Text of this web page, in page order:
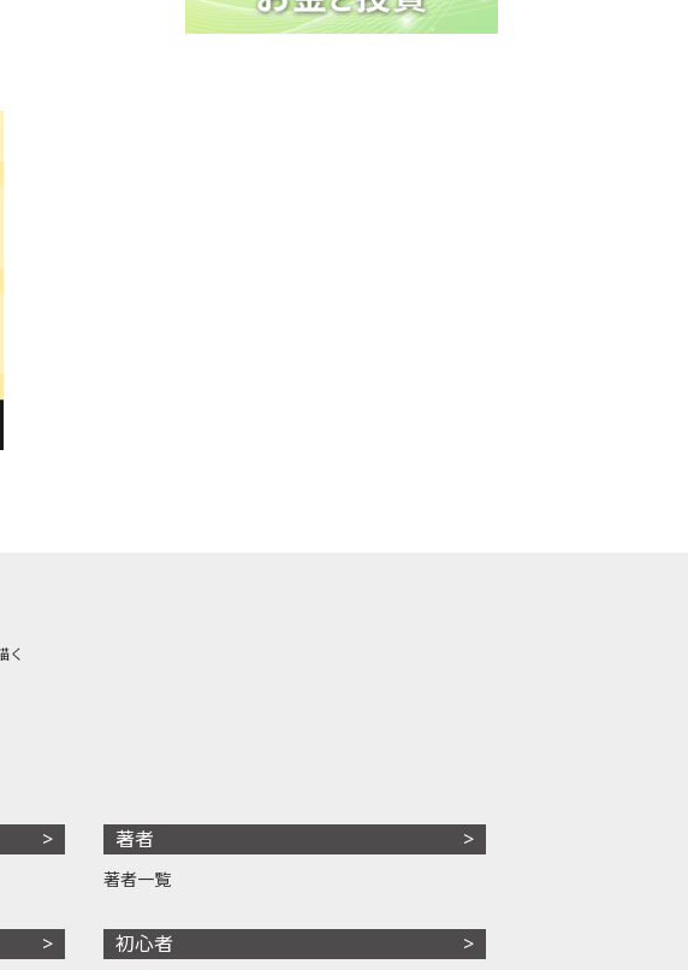
く
著者
著者一覧
初心者